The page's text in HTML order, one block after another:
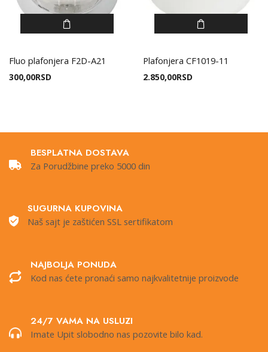
Fluo plafonjera F2D-A21
300,00RSD
Plafonjera CF1019-11
2.850,00RSD
BESPLATNA DOSTAVA
Za Porudžbine preko 5000 din
SUGURNA KUPOVINA
Naš sajt je zaštićen SSL sertifikatom
NAJBOLJA PONUDA
Kod nas ćete pronaći samo najkvalitetnije proizvode
24/7 VAMA NA USLUZI
Imate Upit slobodno nas pozovite bilo kad.